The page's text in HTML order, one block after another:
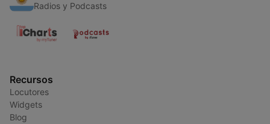
Radios y Podcasts
Recursos
Locutores
Widgets
Blog